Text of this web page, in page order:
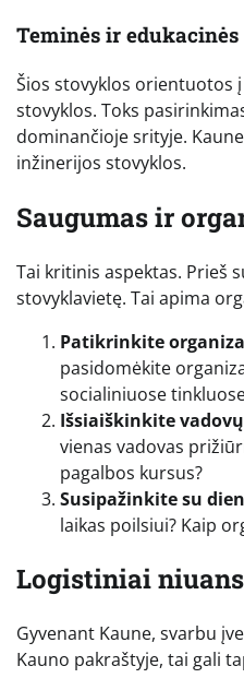
Teminės ir
Šios stovyklos orientuotos
stovyklos. Toks
dominančioje srityje.
inžinerijos stovyklos.
Saugumas ir
Tai kritinis aspektas. Prieš
stovyklavietę. Tai apima
Patikrinkite
pasidomėkite
socialiniuose
Išsiaiškinkite
vienas vadovas
pagalbos kursus?
Susipažinkite su
laikas poilsiui? Kaip
Logistiniai
Gyvenant Kaune, svarbu
Kauno pakraštyje, tai gali